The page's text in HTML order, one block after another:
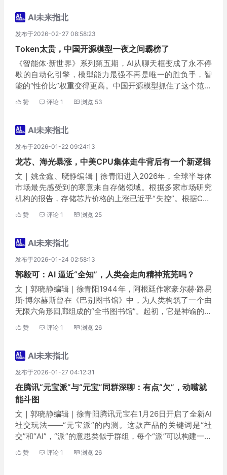
AI未来指北
发布于2026-02-27 08:58:23
Token太贵，中国开源模型一夜之间霸榜了
《智能体·新世界》系列第五期，AI从聊天框变成了永不停
歇的自动化引擎，模型能力最强不再是唯一的胜负手，智
能的“性价比”权重变得更高。中国开源模型抓住了这个范式
切换的时间窗口。文｜晓静编辑｜徐青阳全球头部AI模型A
PI聚合平台OpenRouter的数据显示，...
赞 评论 1 浏览 53
AI未来指北
发布于2026-01-22 09:24:13
龙芯、海光暴涨，中美CPU集体走牛背后有一个新逻辑
文｜姚金鑫、晓静编辑｜徐青阳进入2026年，全球半导体
市场最先感受到的寒意来自存储领域。根据多家市场研究
机构的报告，存储芯片价格的上涨已近乎“失控”。根据Cou
nterpoint Research与TrendForce的数据，继2025年第
四季度价格暴涨5...
赞 评论 1 浏览 25
AI未来指北
发布于2026-01-24 02:58:13
郭毅可：AI 逼近“全知”，人类会走向精神荒芜吗？
文｜郭晓静编辑｜徐青阳1944年，阿根廷作家豪尔赫·路易
斯·博尔赫斯曾在《巴别图书馆》中，为人类构筑了一个由
无限六角形回廊组成的“全书图书馆”。起初，它是神谕的代
名词。人们沉浸在“万物皆已写就”的狂喜中，穷极一生去追
寻那本能解释宇宙真相、甚至是个体命运的“...
赞 评论 1 浏览 26
AI未来指北
发布于2026-01-27 04:12:31
在腾讯“元宝派”与“元宝”同群深聊：有点“欠”，动嘴就
能斗图
文｜郭晓静编辑｜徐青阳腾讯元宝在1月26日开启了全新AI
社交玩法——“元宝派”的内测。这款产品的关键词是“社
交”和“AI”，“派”的意思类似于群组，每个“派”可以构建一个
让AI与一群人共同存在的“人机共生”空间 。 腾讯科技也在
第一时间深度体验了这款产品...
赞 评论 1 浏览 26